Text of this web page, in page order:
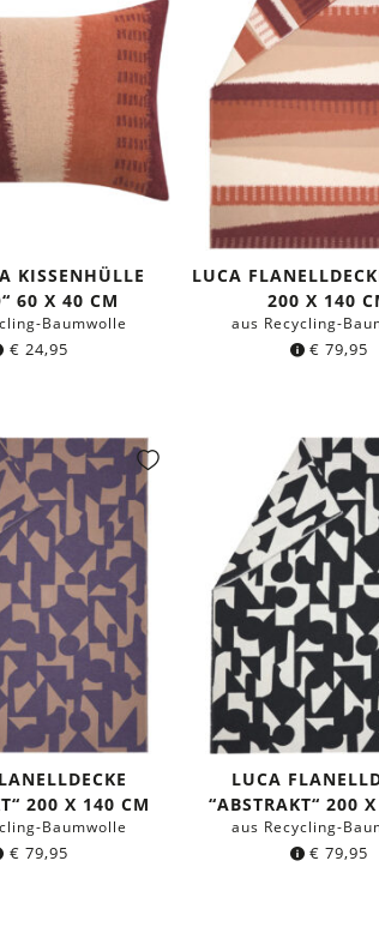
KISSENHÜLLE
60 X 40 CM
Baumwolle
€ 24,95
LUCA
200 X 140
aus Recycling-
€ 79,95
200 X 140 CM
Baumwolle
€ 79,95
LUCA
“ABSTRAKT“ 200
aus Recycling-
€ 79,95